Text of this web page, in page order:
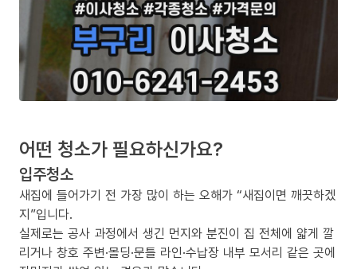
어떤 청소가 필요하신가요?
입주청소
새집에 들어가기 전 가장 많이 하는 오해가 “새집이면 깨끗하겠
지”입니다.
실제로는 공사 과정에서 생긴 먼지와 분진이 집 전체에 얇게 깔
리거나 창호 주변·몰딩·문틀 라인·수납장 내부 모서리 같은 곳에